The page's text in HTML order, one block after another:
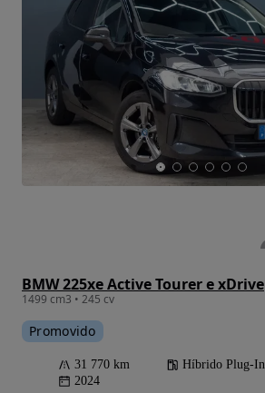
BMW 225xe Active Tourer e xDrive
1499 cm3 • 245 cv
Promovido
31 770 km Híbrido Plug-In
2024